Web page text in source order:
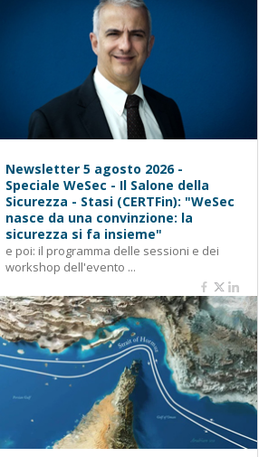
Newsletter 5 agosto 2026 -
Speciale WeSec - Il Salone della
Sicurezza - Stasi (CERTFin): "WeSec
nasce da una convinzione: la
sicurezza si fa insieme"
e poi: il programma delle sessioni e dei
workshop dell'evento ...